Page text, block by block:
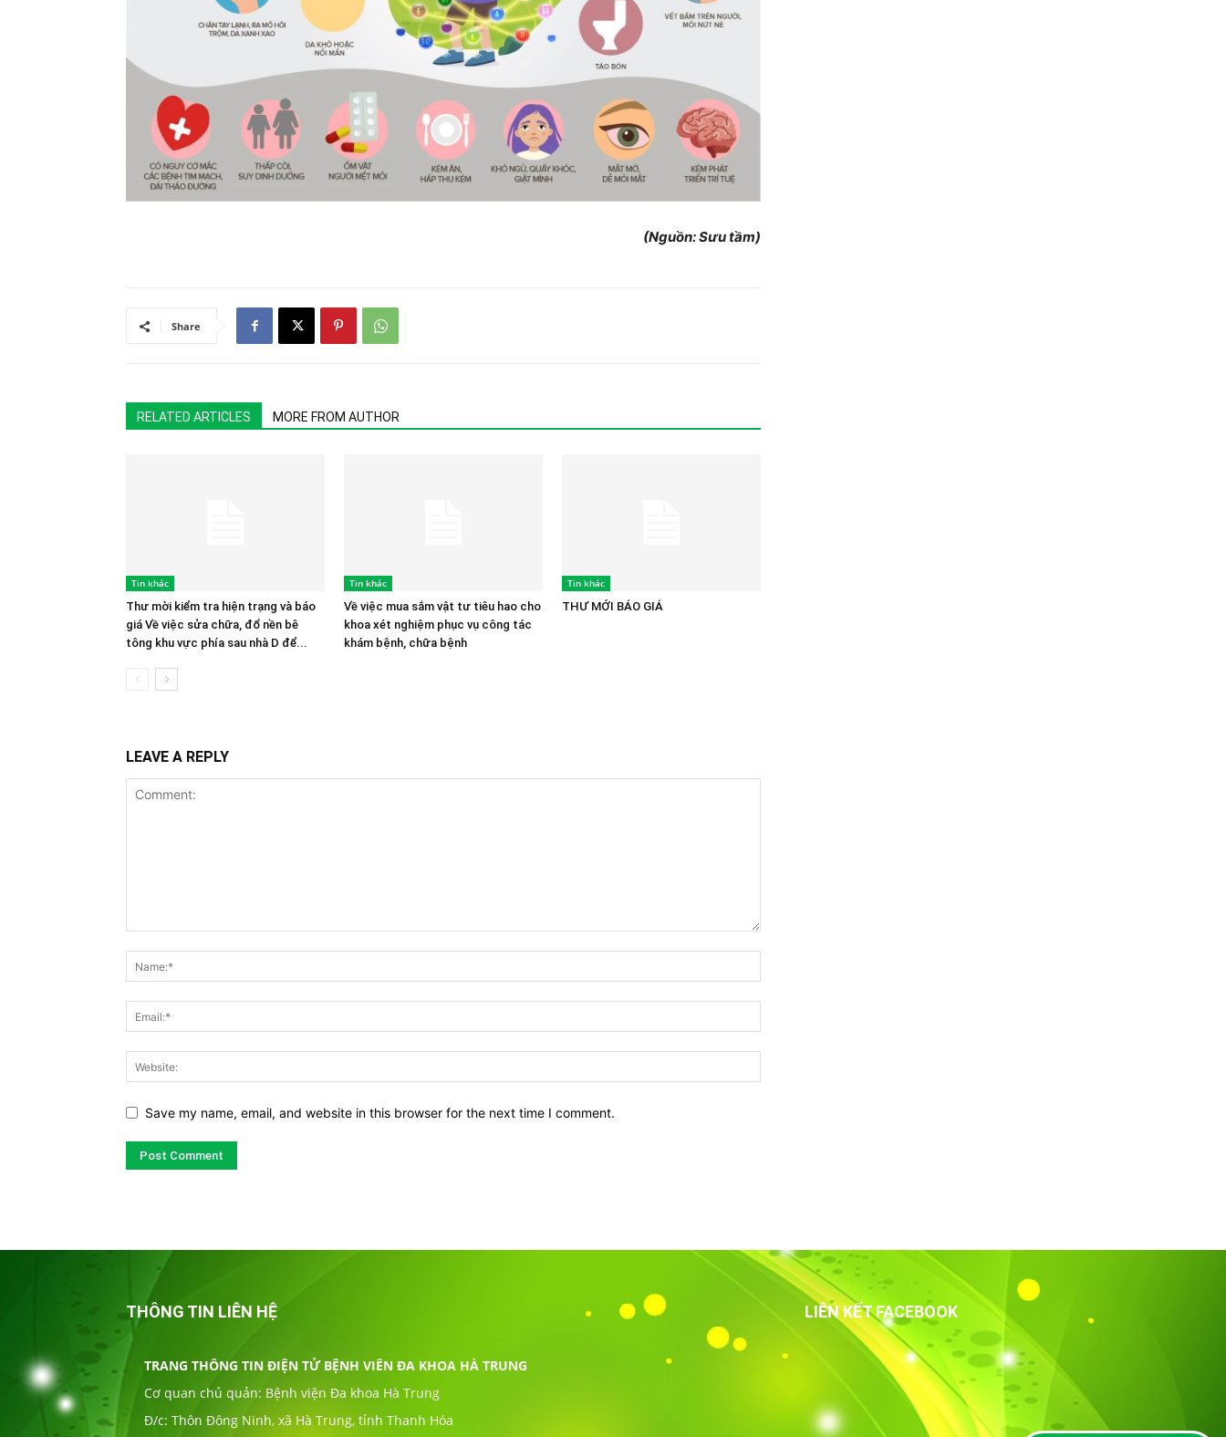
(Nguồn: Sưu tầm)
Share
RELATED ARTICLES MORE FROM AUTHOR
Tin khác
Thư mời kiểm tra hiện trạng và báo
giá Về việc sửa chữa, đổ nền bê
tông khu vực phía sau nhà D để...
Tin khác
Về việc mua sắm vật tư tiêu hao cho
khoa xét nghiệm phục vụ công tác
khám bệnh, chữa bệnh
Tin khác
THƯ MỚI BÁO GIÁ
LEAVE A REPLY
Save my name, email, and website in this browser for the next time I comment.
THÔNG TIN LIÊN HỆ
TRANG THÔNG TIN ĐIỆN TỬ BỆNH VIÊN ĐA KHOA HÀ TRUNG
Cơ quan chủ quản: Bệnh viện Đa khoa Hà Trung
Đ/c: Thôn Đông Ninh, xã Hà Trung, tỉnh Thanh Hóa
LIÊN KẾT FACEBOOK